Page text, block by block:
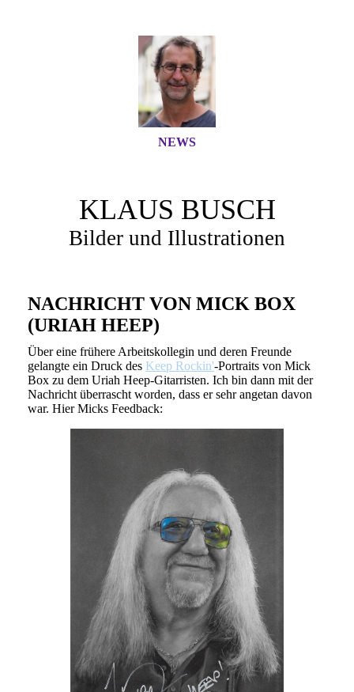
NEWS
KLAUS BUSCH
Bilder und Illustrationen
NACHRICHT VON MICK BOX
(URIAH HEEP)
Über eine frühere Arbeitskollegin und deren Freunde
gelangte ein Druck des Keep Rockin'-Portraits von Mick
Box zu dem Uriah Heep-Gitarristen. Ich bin dann mit der
Nachricht überrascht worden, dass er sehr angetan davon
war. Hier Micks Feedback: